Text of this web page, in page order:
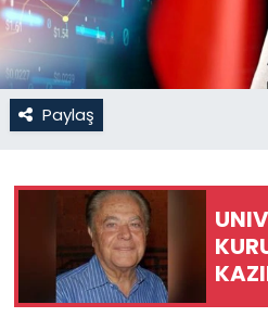
Paylaş
Magazin
Moda
Nöbetçi Eczaneler
Otomobil Dünyası
Politika
SAĞLIK